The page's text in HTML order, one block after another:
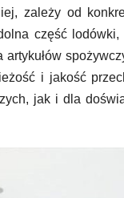
zależy od
część lodówki,
i jakość
jak i dla